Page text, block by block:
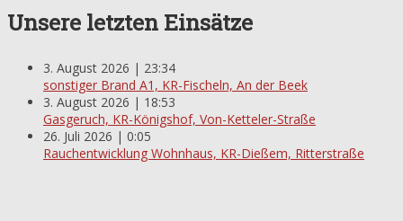
Unsere letzten Einsätze
3. August 2026 | 23:34
sonstiger Brand A1, KR-Fischeln, An der Beek
3. August 2026 | 18:53
Gasgeruch, KR-Königshof, Von-Ketteler-Straße
26. Juli 2026 | 0:05
Rauchentwicklung Wohnhaus, KR-Dießem, Ritterstraße